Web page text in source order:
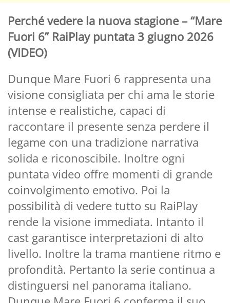
Perché vedere la nuova stagione – “Mare
Fuori 6” RaiPlay puntata 3 giugno 2026
(VIDEO)
Dunque Mare Fuori 6 rappresenta una
visione consigliata per chi ama le storie
intense e realistiche, capaci di
raccontare il presente senza perdere il
legame con una tradizione narrativa
solida e riconoscibile. Inoltre ogni
puntata video offre momenti di grande
coinvolgimento emotivo. Poi la
possibilità di vedere tutto su RaiPlay
rende la visione immediata. Intanto il
cast garantisce interpretazioni di alto
livello. Inoltre la trama mantiene ritmo e
profondità. Pertanto la serie continua a
distinguersi nel panorama italiano.